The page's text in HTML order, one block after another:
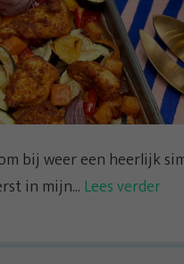
bij weer een heerlijk
in mijn... Lees verder